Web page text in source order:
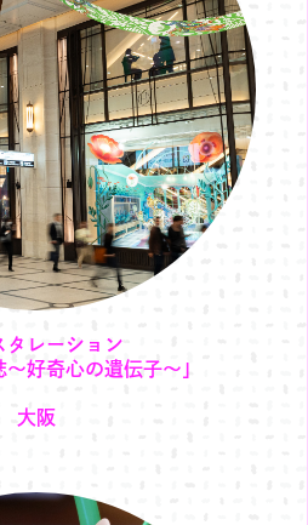
タレーション
～好奇心の遺伝子～」
大阪